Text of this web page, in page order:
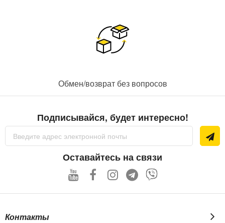
Обмен/возврат без вопросов
Подписывайся, будет интересно!
Sign
for
Оставайтесь на связи
Контакты